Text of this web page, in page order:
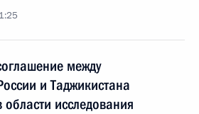
между
и Таджикистана
области исследования